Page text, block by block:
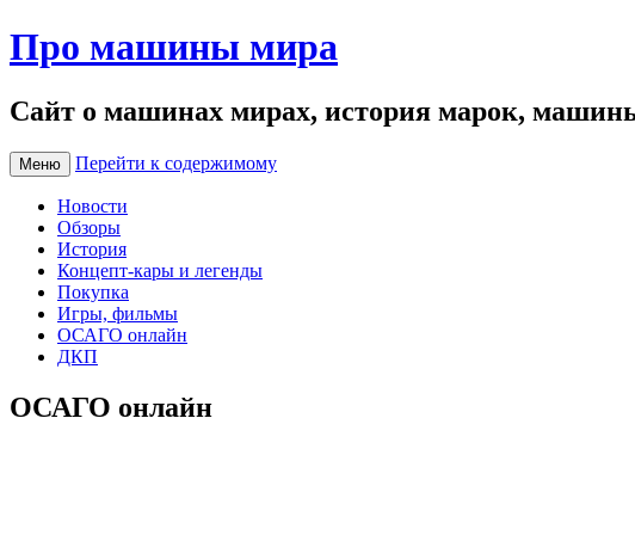
Про машины мира
Сайт о машинах мирах, история марок,
Меню Перейти к содержимому
Новости
Обзоры
История
Концепт-кары и легенды
Покупка
Игры, фильмы
ОСАГО онлайн
ДКП
ОСАГО онлайн